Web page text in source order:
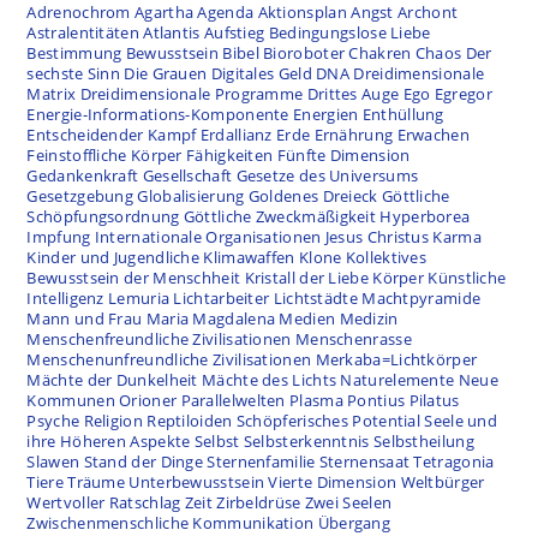
Adrenochrom AgarthaAgenda Aktionsplan Angst Archont
Astralentitäten Atlantis Aufstieg Bedingungslose Liebe
Bestimmung Bewusstsein Bibel BioroboterChakren Chaos Der
sechste Sinn Die Grauen Digitales Geld DNA Dreidimensionale
Matrix Dreidimensionale Programme Drittes Auge Ego Egregor
Energie-Informations-Komponente Energien Enthüllung
Entscheidender Kampf Erdallianz Erde Ernährung Erwachen
Feinstoffliche Körper Fähigkeiten Fünfte Dimension
Gedankenkraft Gesellschaft Gesetze des Universums
GesetzgebungGlobalisierung Goldenes Dreieck Göttliche
Schöpfungsordnung Göttliche Zweckmäßigkeit Hyperborea
Impfung Internationale Organisationen Jesus Christus Karma
Kinder und Jugendliche Klimawaffen Klone Kollektives
Bewusstsein der Menschheit Kristall der Liebe Körper Künstliche
Intelligenz Lemuria Lichtarbeiter Lichtstädte Machtpyramide
Mann und Frau Maria Magdalena Medien Medizin
Menschenfreundliche Zivilisationen Menschenrasse
Menschenunfreundliche Zivilisationen Merkaba=Lichtkörper
Mächte der Dunkelheit Mächte des Lichts Naturelemente Neue
Kommunen Orioner Parallelwelten Plasma Pontius Pilatus
Psyche Religion Reptiloiden Schöpferisches PotentialSeele und
ihre Höheren Aspekte Selbst Selbsterkenntnis Selbstheilung
Slawen Stand der DingeSternenfamilie SternensaatTetragonia
TiereTräume Unterbewusstsein Vierte Dimension Weltbürger
Wertvoller Ratschlag ZeitZirbeldrüse Zwei Seelen
Zwischenmenschliche Kommunikation Übergang